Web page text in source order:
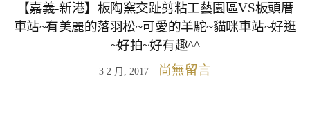
【嘉義-新港】板陶窯交趾剪粘工藝園區VS板頭厝
車站~有美麗的落羽松~可愛的羊駝~貓咪車站~好逛
~好拍~好有趣^^
3 2 月, 2017 尚無留言